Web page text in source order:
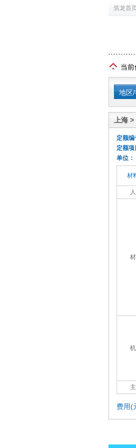
筑龙首
当前
地区
上海
定额编
定额项
单位：
材
费用(